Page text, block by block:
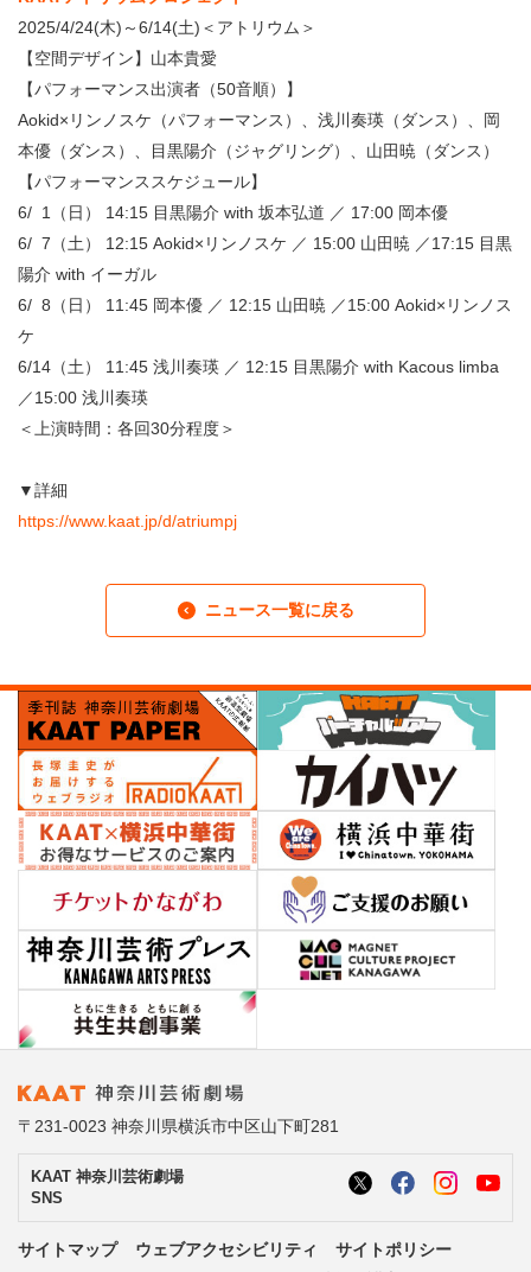
2025/4/24(木)～6/14(土)＜アトリウム＞
【空間デザイン】山本貴愛
【パフォーマンス出演者（50音順）】
Aokid×リンノスケ（パフォーマンス）、浅川奏瑛（ダンス）、岡
本優（ダンス）、目黒陽介（ジャグリング）、山田暁（ダンス）
【パフォーマンススケジュール】
6/ 1（日） 14:15 目黒陽介 with 坂本弘道 ／ 17:00 岡本優
6/ 7（土） 12:15 Aokid×リンノスケ ／ 15:00 山田暁 ／17:15 目黒
陽介 with イーガル
6/ 8（日） 11:45 岡本優 ／ 12:15 山田暁 ／15:00 Aokid×リンノス
ケ
6/14（土） 11:45 浅川奏瑛 ／ 12:15 目黒陽介 with Kacous limba
／15:00 浅川奏瑛
＜上演時間：各回30分程度＞
▼詳細
https://www.kaat.jp/d/atriumpj
ニュース一覧に戻る
〒231-0023 神奈川県横浜市中区山下町281
KAAT 神奈川芸術劇場
SNS
サイトマップ ウェブアクセシビリティ
サイトポリシー